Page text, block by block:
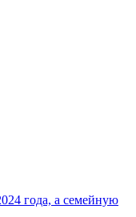
года, а семейную